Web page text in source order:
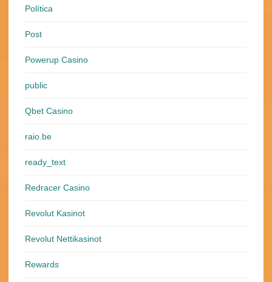
Política
Post
Powerup Casino
public
Qbet Casino
raio.be
ready_text
Redracer Casino
Revolut Kasinot
Revolut Nettikasinot
Rewards